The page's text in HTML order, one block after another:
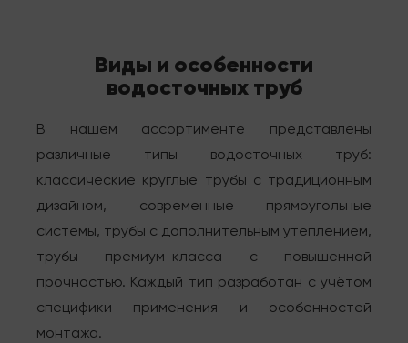
Виды и особенности
водосточных труб
В нашем ассортименте представлены
различные типы водосточных труб:
классические круглые трубы с традиционным
дизайном, современные прямоугольные
системы, трубы с дополнительным утеплением,
трубы премиум-класса с повышенной
прочностью. Каждый тип разработан с учётом
специфики применения и особенностей
монтажа.